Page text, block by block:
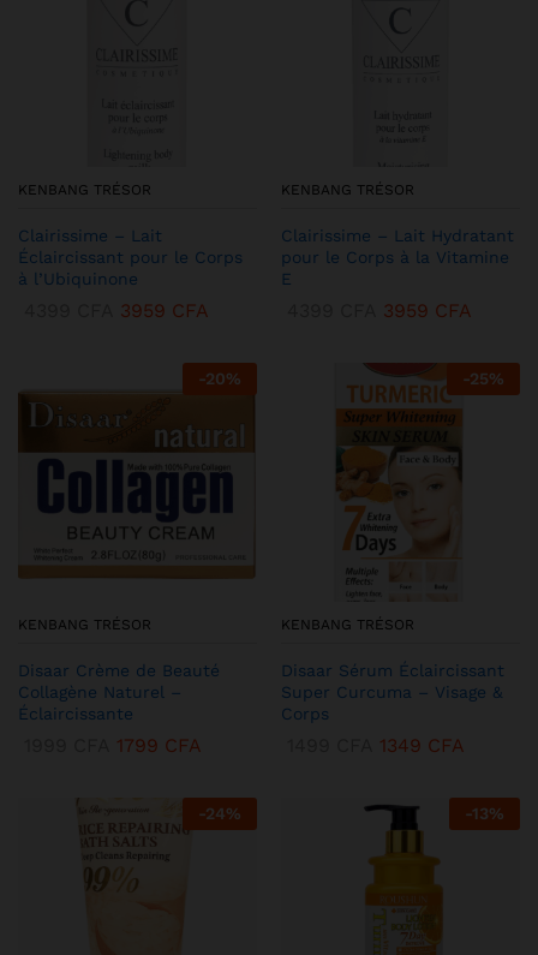
KENBANG TRÉSOR
Clairissime – Lait
Éclaircissant pour le Corps
à l’Ubiquinone
3959 CFA
KENBANG TRÉSOR
Clairissime – Lait Hydratant
pour le Corps à la Vitamine
E
3959 CFA
-20%
KENBANG TRÉSOR
Disaar Crème de Beauté
Collagène Naturel –
Éclaircissante
1799 CFA
-25%
KENBANG TRÉSOR
Disaar Sérum Éclaircissant
Super Curcuma – Visage &
Corps
1349 CFA
-24% -13%